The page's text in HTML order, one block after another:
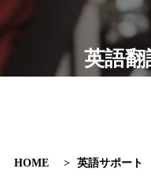
英語翻
HOME > 英語サポート